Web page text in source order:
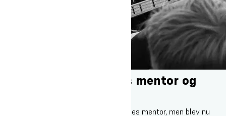
Fortsatte som Sophies mentor og
Steffen Westmark fortsatte som Sophies mentor, men blev nu